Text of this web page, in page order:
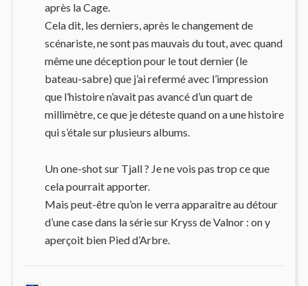
après la Cage.
Cela dit, les derniers, après le changement de
scénariste, ne sont pas mauvais du tout, avec quand
même une déception pour le tout dernier (le
bateau-sabre) que j’ai refermé avec l’impression
que l’histoire n’avait pas avancé d’un quart de
millimètre, ce que je déteste quand on a une histoire
qui s’étale sur plusieurs albums.
Un one-shot sur Tjall ? Je ne vois pas trop ce que
cela pourrait apporter.
Mais peut-être qu’on le verra apparaitre au détour
d’une case dans la série sur Kryss de Valnor : on y
aperçoit bien Pied d’Arbre.